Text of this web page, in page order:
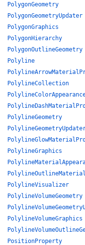
PolygonGeometry
PolygonGeometryUpdater
PolygonGraphics
PolygonHierarchy
PolygonOutlineGeometry
Polyline
PolylineCollection
PolylineGeometry
PolylineGraphics
PolylineVisualizer
PolylineVolumeGeometry
PolylineVolumeGraphics
PositionProperty